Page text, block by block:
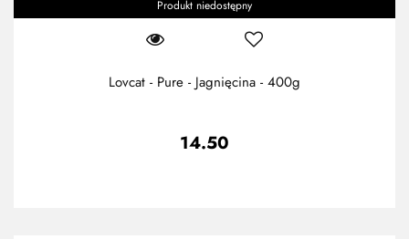
Produkt niedostępny
Lovcat - Pure - Jagnięcina - 400g
14.50